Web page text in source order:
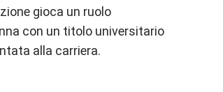
gioca un ruolo
con un titolo universitario
alla carriera.